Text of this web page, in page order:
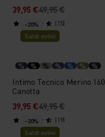
39,95 €49,95 €
(15)
-20%
Saldi estivi
% % % % % % %
Intimo Tecnico Merino 160
Canotta
39,95 €49,95 €
(19)
-20%
Saldi estivi